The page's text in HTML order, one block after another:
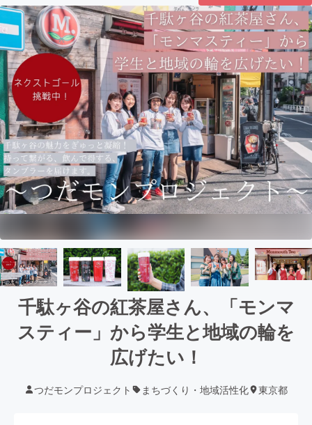
千駄ヶ谷の紅茶屋さん、「モンマ
スティー」から学生と地域の輪を
広げたい！
つだモンプロジェクト まちづくり・地域活性化 東京都